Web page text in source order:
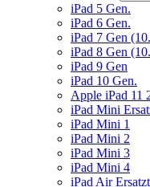
iPad 5 Gen.
iPad 6 Gen.
iPad 7 Gen
iPad 8 Gen
iPad 9 Gen
iPad 10 Gen.
Apple iPad 11
iPad Mini
iPad Mini 1
iPad Mini 2
iPad Mini 3
iPad Mini 4
iPad Air